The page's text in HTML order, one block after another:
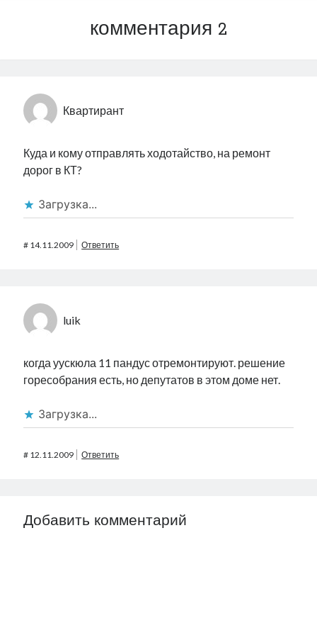
комментария 2
Квартирант
Куда и кому отправлять ходотайство, на ремонт
дорог в КТ?
Загрузка...
# 14.11.2009 Ответить
luik
когда уускюла 11 пандус отремонтируют. решение
горесобрания есть, но депутатов в этом доме нет.
Загрузка...
# 12.11.2009 Ответить
Добавить комментарий